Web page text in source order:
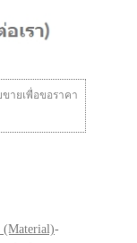
ายเพื่อขอราคา
-